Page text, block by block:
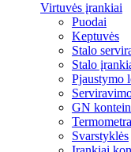
Virtuvės įrankiai
Puodai
Keptuvės
Stalo
Stalo
Pjaustymo
GN
Svarstyklės